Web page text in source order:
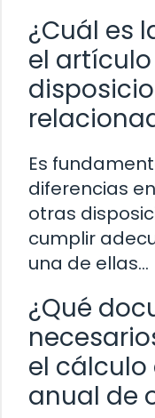
¿Cuál es
el artículo
Es
diferencias
otras
cumplir
una de ellas…
¿Qué
el cálculo
anual de